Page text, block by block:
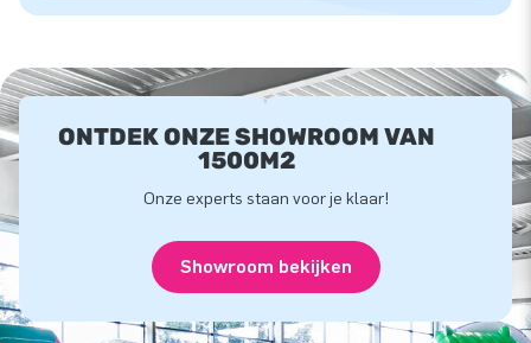
ONTDEK ONZE SHOWROOM VAN
1500M2
Onze experts staan voor je klaar!
Showroom bekijken